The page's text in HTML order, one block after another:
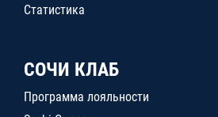
Статистика
СОЧИ КЛАБ
Программа лояльности